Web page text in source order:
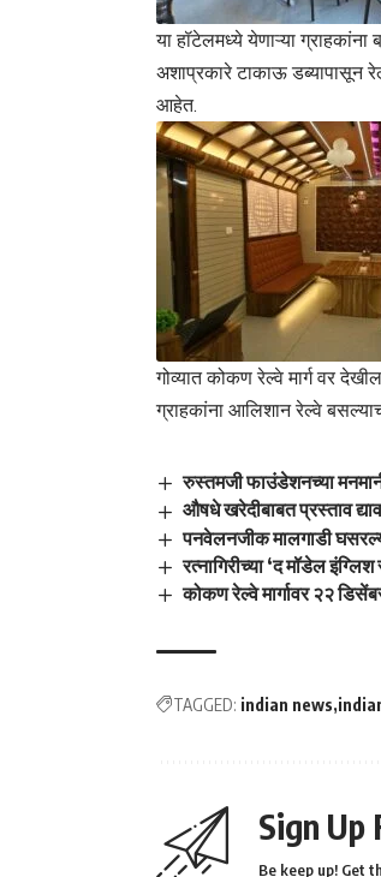
या हॉटेलमध्ये येणाऱ्या
अशाप्रकारे टाकाऊ डब्यापासून
आहेत.
गोव्यात कोकण रेल्वे मार्ग वर
ग्राहकांना आलिशान रेल्वे
रुस्तमजी फाउंडेशनच्या
औषधे खरेदीबाबत प्रस्ताव
पनवेलनजीक मालगाडी
रत्नागिरीच्या ‘द मॉडेल
कोकण रेल्वे मार्गावर २२
TAGGED: indian news
Sign
Be keep up! Get